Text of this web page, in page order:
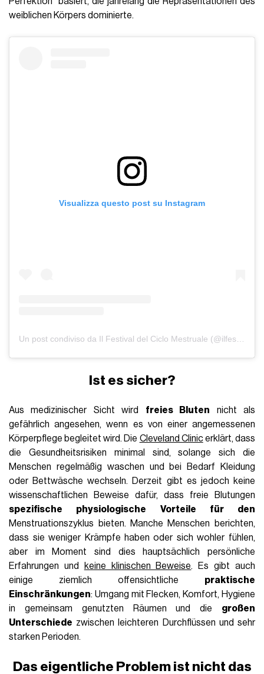
weiblichen Körpers dominierte.
Visualizza questo post su Instagram
Ist es sicher?
Aus medizinischer Sicht wird freies Bluten nicht als
gefährlich angesehen, wenn es von einer angemessenen
Körperpflege begleitet wird. Die Cleveland Clinicerklärt, dass
die Gesundheitsrisiken minimal sind, solange sich die
Menschen regelmäßig waschen und bei Bedarf Kleidung
oder Bettwäsche wechseln. Derzeit gibt es jedoch keine
wissenschaftlichen Beweise dafür, dass freie Blutungen
spezifische physiologische Vorteile für den
Menstruationszyklus bieten. Manche Menschen berichten,
dass sie weniger Krämpfe haben oder sich wohler fühlen,
aber im Moment sind dies hauptsächlich persönliche
Erfahrungen und
keine klinischen Beweise. Es gibt auch
einige ziemlich offensichtliche praktische
Einschränkungen: Umgang mit Flecken, Komfort, Hygiene
in gemeinsam genutzten Räumen und die großen
Unterschiede zwischen leichteren Durchflüssen und sehr
starken Perioden.
Das eigentliche Problem ist nicht das